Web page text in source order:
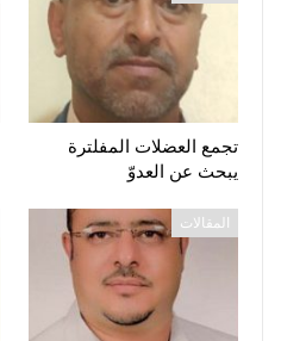
تجمع العضلات المفلترة
يبحث عن العدوّ
المقالات